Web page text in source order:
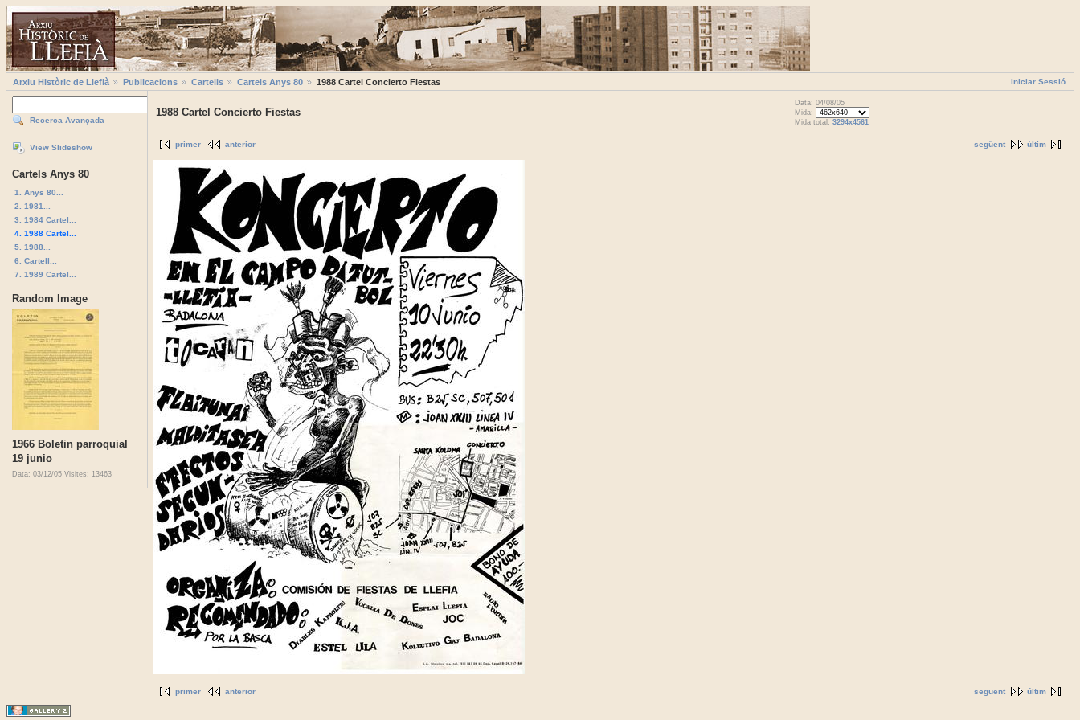
Iniciar Sessió
Arxiu Històric de Llefià Publicacions Cartells Cartels Anys 80 1988 Cartel Concierto Fiestas
Recerca Avançada
View Slideshow
Cartels Anys 80
1. Anys 80...
2. 1981...
3. 1984 Cartel...
4. 1988 Cartel...
5. 1988...
6. Cartell...
7. 1989 Cartel...
Random Image
1966 Boletin parroquial
19 junio
Data: 03/12/05 Visites: 13463
1988 Cartel Concierto Fiestas
Data: 04/08/05
Mida:
Mida total: 3294x4561
següent últim
primer anterior
següent últim
primer anterior